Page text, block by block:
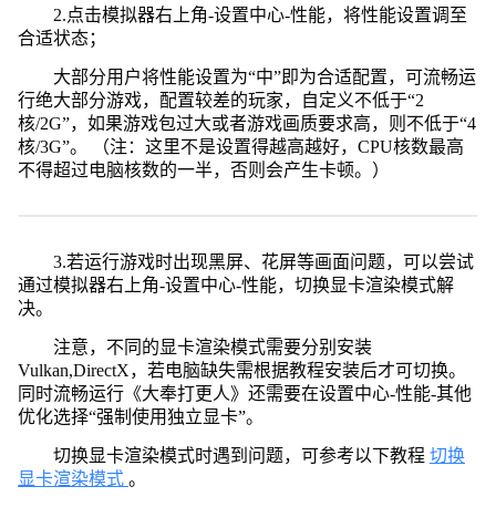
2.点击模拟器右上角-设置中心-性能，将性能设置调至
合适状态；
大部分用户将性能设置为“中”即为合适配置，可流畅运
行绝大部分游戏，配置较差的玩家，自定义不低于“2
核/2G”，如果游戏包过大或者游戏画质要求高，则不低于“4
核/3G”。 （注：这里不是设置得越高越好，CPU核数最高
不得超过电脑核数的一半，否则会产生卡顿。）
3.若运行游戏时出现黑屏、花屏等画面问题，可以尝试
通过模拟器右上角-设置中心-性能，切换显卡渲染模式解
决。
注意，不同的显卡渲染模式需要分别安装
Vulkan,DirectX，若电脑缺失需根据教程安装后才可切换。
同时流畅运行《大奉打更人》还需要在设置中心-性能-其他
优化选择“强制使用独立显卡”。
切换显卡渲染模式时遇到问题，可参考以下教程 切换
显卡渲染模式 。